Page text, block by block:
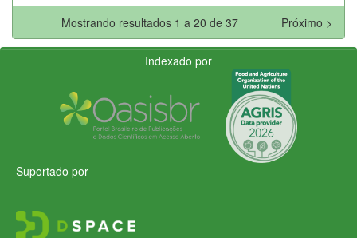
Mostrando resultados 1 a 20 de 37
Próximo >
Indexado por
Suportado por